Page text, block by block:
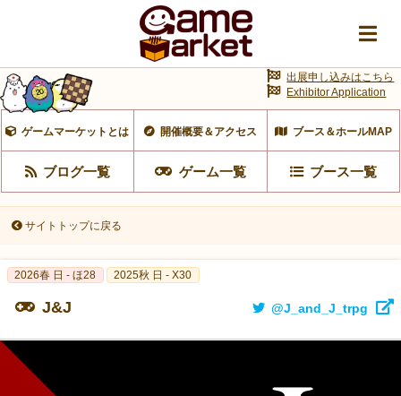
ゲームマーケットとは 開催概要＆アクセス ブース＆ホールMAP
ブログ一覧 ゲーム一覧 ブース一覧
出展申し込みはこちら
Exhibitor Application
サイトトップに戻る
2026春 日 - ほ28 2025秋 日 - X30
J&J @J_and_J_trpg